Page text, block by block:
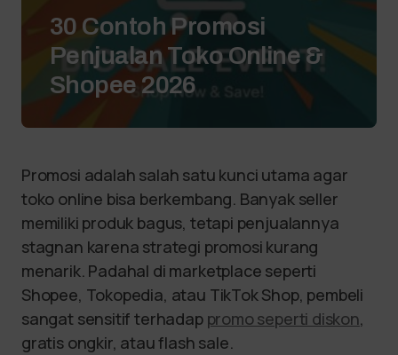
30 Contoh Promosi
Penjualan Toko Online &
Shopee 2026
Promosi adalah salah satu kunci utama agar
toko online bisa berkembang. Banyak seller
memiliki produk bagus, tetapi penjualannya
stagnan karena strategi promosi kurang
menarik. Padahal di marketplace seperti
Shopee, Tokopedia, atau TikTok Shop, pembeli
sangat sensitif terhadap promo seperti diskon,
gratis ongkir, atau flash sale.